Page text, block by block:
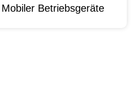
Betriebsgeräte